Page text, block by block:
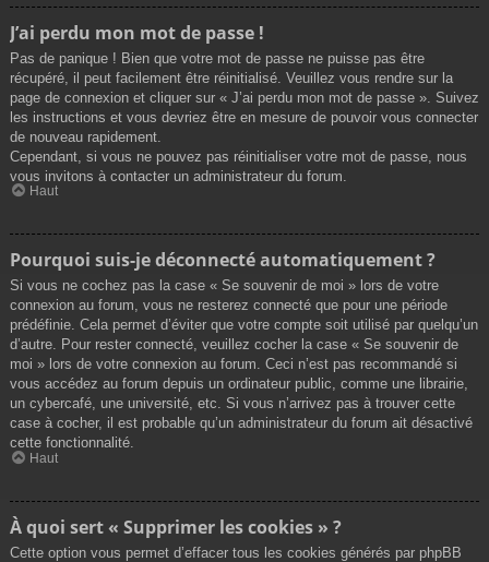
J’ai perdu mon mot de passe !
Pas de panique ! Bien que votre mot de passe ne puisse pas être
récupéré, il peut facilement être réinitialisé. Veuillez vous rendre sur la
page de connexion et cliquer sur « J’ai perdu mon mot de passe ». Suivez
les instructions et vous devriez être en mesure de pouvoir vous connecter
de nouveau rapidement.
Cependant, si vous ne pouvez pas réinitialiser votre mot de passe, nous
vous invitons à contacter un administrateur du forum.
Haut
Pourquoi suis-je déconnecté automatiquement ?
Si vous ne cochez pas la case « Se souvenir de moi » lors de votre
connexion au forum, vous ne resterez connecté que pour une période
prédéfinie. Cela permet d’éviter que votre compte soit utilisé par quelqu’un
d’autre. Pour rester connecté, veuillez cocher la case « Se souvenir de
moi » lors de votre connexion au forum. Ceci n’est pas recommandé si
vous accédez au forum depuis un ordinateur public, comme une librairie,
un cybercafé, une université, etc. Si vous n’arrivez pas à trouver cette
case à cocher, il est probable qu’un administrateur du forum ait désactivé
cette fonctionnalité.
Haut
À quoi sert « Supprimer les cookies » ?
Cette option vous permet d’effacer tous les cookies générés par phpBB